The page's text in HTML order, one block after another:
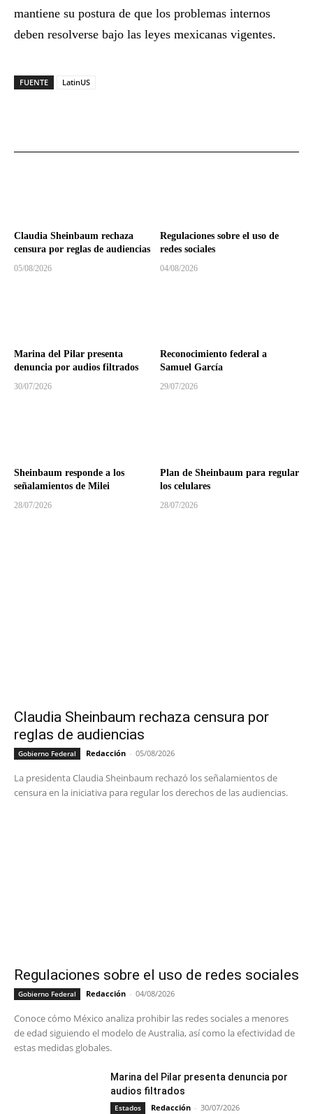
mantiene su postura de que los problemas internos
deben resolverse bajo las leyes mexicanas vigentes.
FUENTE LatinUS
Claudia Sheinbaum rechaza
censura por reglas de audiencias
05/08/2026
Regulaciones sobre el uso de
redes sociales
04/08/2026
Marina del Pilar presenta
denuncia por audios filtrados
30/07/2026
Reconocimiento federal a
Samuel García
29/07/2026
Sheinbaum responde a los
señalamientos de Milei
28/07/2026
Plan de Sheinbaum para regular
los celulares
28/07/2026
Claudia Sheinbaum rechaza censura por
reglas de audiencias
Gobierno Federal Redacción - 05/08/2026
La presidenta Claudia Sheinbaum rechazó los señalamientos de
censura en la iniciativa para regular los derechos de las audiencias.
Regulaciones sobre el uso de redes sociales
Gobierno Federal Redacción - 04/08/2026
Conoce cómo México analiza prohibir las redes sociales a menores
de edad siguiendo el modelo de Australia, así como la efectividad de
estas medidas globales.
Marina del Pilar presenta denuncia por
audios filtrados
Estados Redacción - 30/07/2026